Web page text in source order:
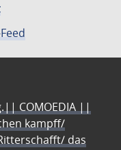
COMOEDIA ||
kampff/
das